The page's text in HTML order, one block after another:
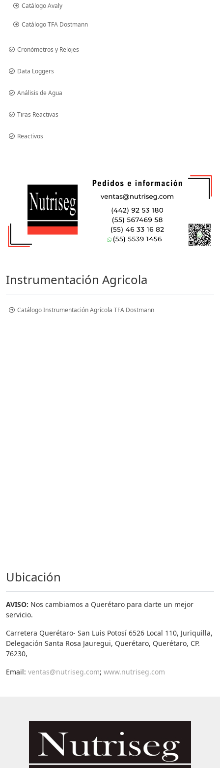
Catálogo Avaly
Catálogo TFA Dostmann
Cronómetros y Relojes
Data Loggers
Análisis de Agua
Tiras Reactivas
Reactivos
Instrumentación Agricola
Catálogo Instrumentación Agrícola TFA Dostmann
Ubicación
AVISO: Nos cambiamos a Querétaro para darte un mejor
servicio.
Carretera Querétaro- San Luis Potosí 6526 Local 110, Juriquilla,
Delegación Santa Rosa Jauregui, Querétaro, Querétaro, CP.
76230,
Email: ventas@nutriseg.com; www.nutriseg.com